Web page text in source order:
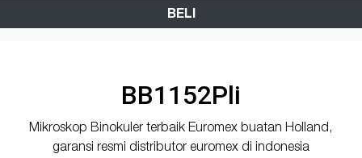
BELI
BB1152Pli
Mikroskop Binokuler terbaik Euromex buatan Holland,
garansi resmi distributor euromex di indonesia